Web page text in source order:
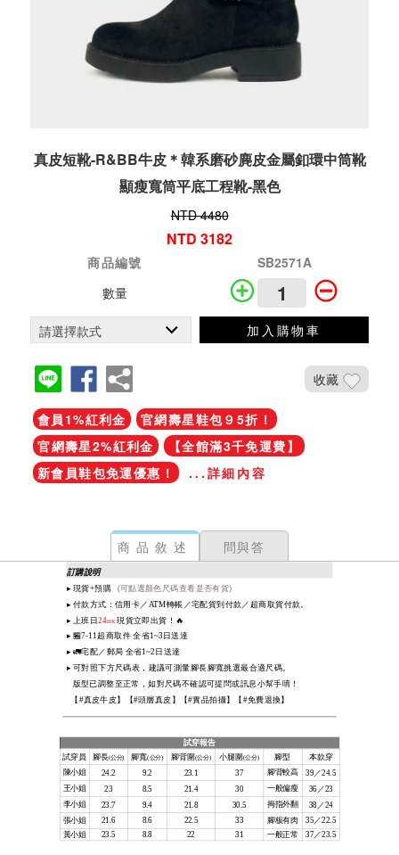
真皮短靴-R&BB牛皮＊韓系磨砂麂皮金屬釦環中筒靴
顯瘦寬筒平底工程靴-黑色
NTD 4480
NTD 3182
商品編號
SB2571A
數量
加入購物車
收藏
會員1%紅利金
官網壽星鞋包９5折！
官網壽星2%紅利金
【全館滿3千免運費】
新會員鞋包免運優惠！
...詳細內容
商品敘述 問與答